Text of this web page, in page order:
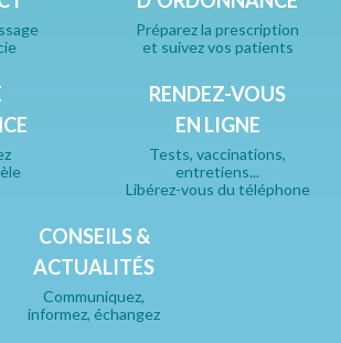
Préparez la prescription
et suivez vos patients
RENDEZ-VOUS
EN LIGNE
Tests, vaccinations,
entretiens...
Libérez-vous du téléphone
CONSEILS &
ACTUALITÉS
Communiquez,
informez, échangez